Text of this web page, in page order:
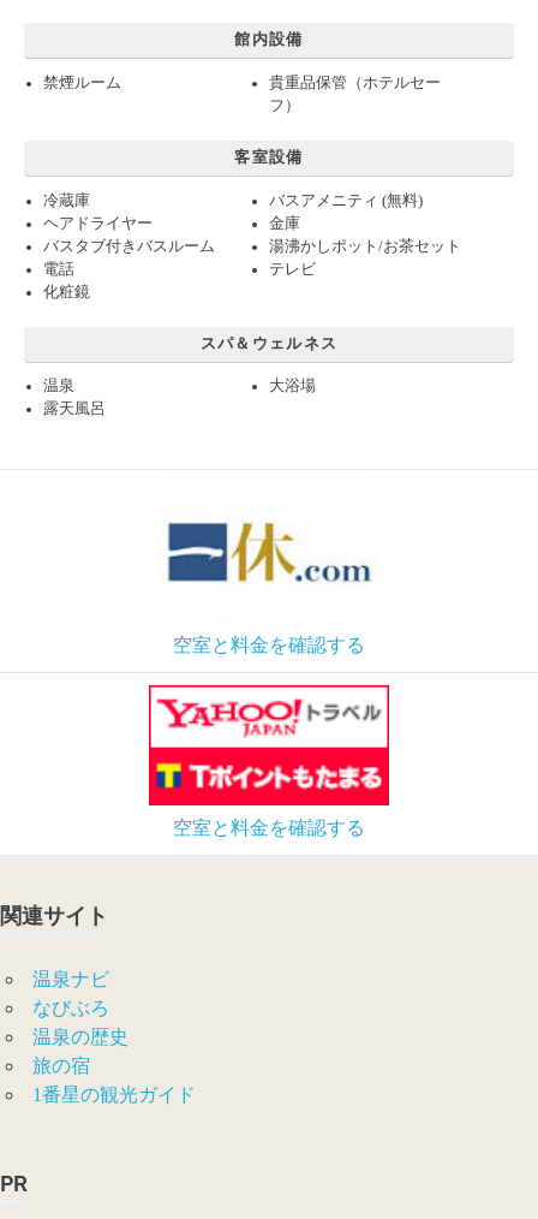
館内設備
禁煙ルーム
貴重品保管（ホテルセー
フ）
客室設備
冷蔵庫
バスアメニティ (無料)
ヘアドライヤー
金庫
バスタブ付きバスルーム
湯沸かしポット/お茶セット
電話
テレビ
化粧鏡
スパ＆ウェルネス
温泉
大浴場
露天風呂
空室と料金を確認する
空室と料金を確認する
関連サイト
温泉ナビ
なびぶろ
温泉の歴史
旅の宿
1番星の観光ガイド
PR